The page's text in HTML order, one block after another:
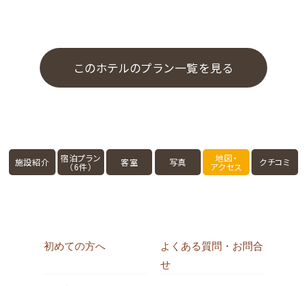
このホテルのプラン一覧を見る
施設紹介 宿泊プラン
（6件） 客室 写真 地図・
アクセス クチコミ
初めての方へ
よくある質問・お問合
せ